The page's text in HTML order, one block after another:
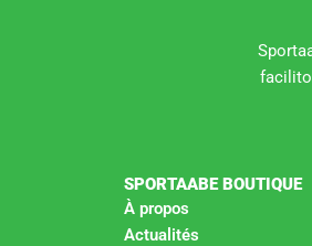
SPORTAABE BOUTIQUE
À propos
Actualités